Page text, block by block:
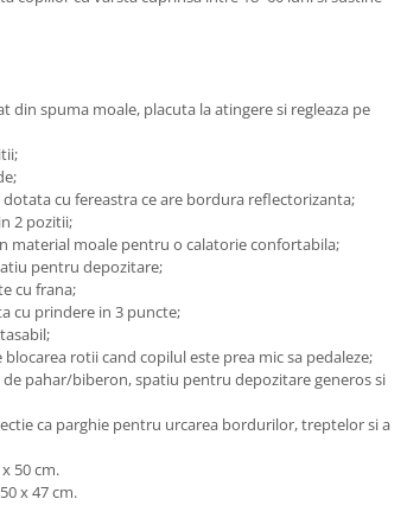
din spuma moale, placuta la atingere si regleaza pe
cu fereastra ce are bordura reflectorizanta;
2 pozitii;
material moale pentru o calatorie confortabila;
pentru depozitare;
cu frana;
cu prindere in 3 puncte;
rotii cand copilul este prea mic sa pedaleze;
pahar/biberon, spatiu pentru depozitare generos si
ca parghie pentru urcarea bordurilor, treptelor si a
50 cm.
x 47 cm.